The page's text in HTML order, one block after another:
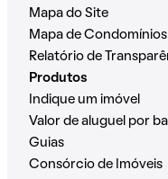
Mapa do Site
Mapa de Condomínios
Relatório de
Produtos
Indique um imóvel
Valor de aluguel por
Guias
Consórcio de Imóveis